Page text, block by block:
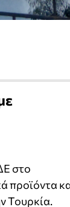
στο
προϊόντα
Τουρκία.